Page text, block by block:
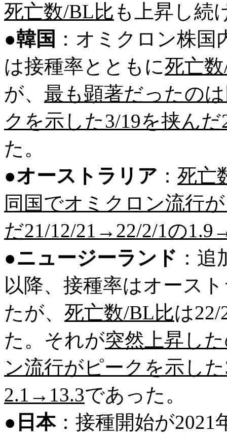
死亡数/BL比 も上昇し続
●韓国 ：オミクロン株国
は接種率とともに死亡
が、 最も顕著だったの
クを示した3/19を挟ん
た。
●オーストラリア ： 死亡
同国でオミクロン流行
だ21/12/21→22/2/1の
●ニュージーランド ：
以降、接種率はオース
たが、 死亡数/BL比は
た。それが突然上昇し
ン流行がピークを示し
2.1→13.3であった。
● 日本：接種開始が2021